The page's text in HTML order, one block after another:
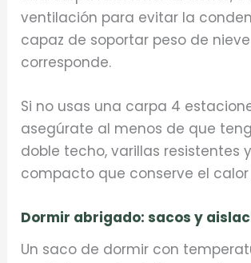
ventilación para evitar la
capaz de soportar peso de
corresponde.
Si no usas una carpa 4
asegúrate al menos de que
doble techo, varillas resistentes
compacto que conserve el calor
Dormir abrigado: sacos y
Un saco de dormir con